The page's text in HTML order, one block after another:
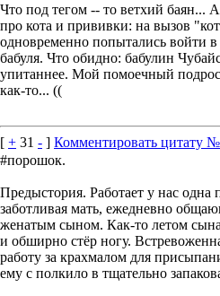
Что под тегом -- то ветхий баян...
про кота и прививки: на вызов
одновременно попытались войти
бабуля. Что обидно: бабулин
упитаннее. Мой помоечный
как-то... ((
[ + 31 - ] Комментировать цитату
#порошок.
Предыстория. Работает у нас одна
заботливая мать, ежедневно
женатым сыном. Как-то летом
и обширно стёр ногу.
работу за крахмалом для
ему с полкило в тщательно